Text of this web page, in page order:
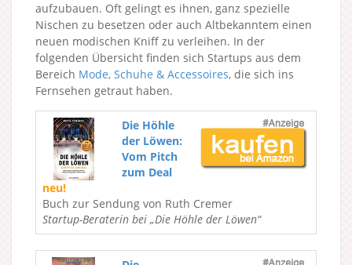
aufzubauen. Oft gelingt es ihnen, ganz spezielle
Nischen zu besetzen oder auch Altbekanntem einen
neuen modischen Kniff zu verleihen. In der
folgenden Übersicht finden sich Startups aus dem
Bereich Mode, Schuhe & Accessoires, die sich ins
Fernsehen getraut haben.
Die Höhle
der Löwen:
Vom Pitch
zum Deal
neu!
Buch zur Sendung von Ruth Cremer
Startup-Beraterin bei „Die Höhle der Löwen“